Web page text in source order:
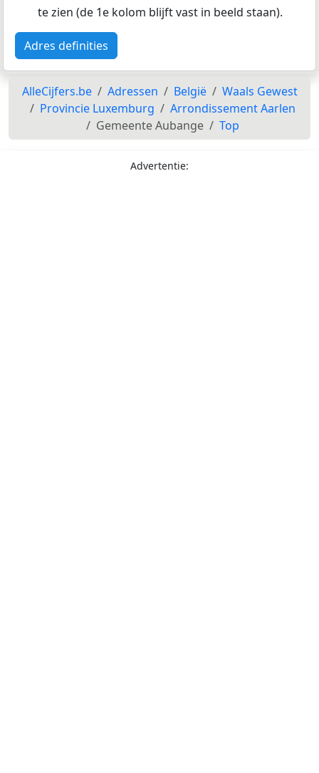
te zien (de 1e kolom blijft vast in beeld staan).
Adres definities
AlleCijfers.be Adressen België
Waals Gewest
Provincie Luxemburg
Arrondissement Aarlen
Gemeente Aubange
Top
Advertentie: